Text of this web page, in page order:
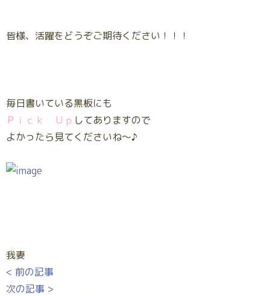
皆様、活躍をどうぞご期待ください！！！
毎日書いている黒板にも
Ｐｉｃｋ Ｕｐ してありますので
よかったら見てくださいね～♪
我妻
< 前の記事
次の記事 >